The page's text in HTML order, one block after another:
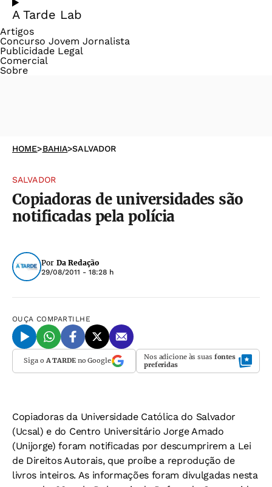
A Tarde Lab
Artigos
Concurso Jovem Jornalista
Publicidade Legal
Comercial
Sobre
HOME>BAHIA>SALVADOR
SALVADOR
Copiadoras de universidades são
notificadas pela polícia
Por Da Redação
29/08/2011 - 18:28 h
OUÇA COMPARTILHE
Siga oA TARDEno Google Nos adicione às suas fontes
preferidas
Copiadoras da Universidade Católica do Salvador
(Ucsal) e do Centro Universitário Jorge Amado
(Unijorge) foram notificadas por descumprirem a Lei
de Direitos Autorais, que proíbe a reprodução de
livros inteiros. As informações foram divulgadas nesta